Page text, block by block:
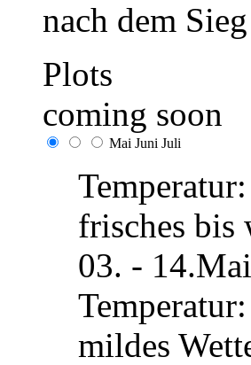
nach dem
Plots
coming soon
Mai Juni Juli
frisches bis
03. -
mildes